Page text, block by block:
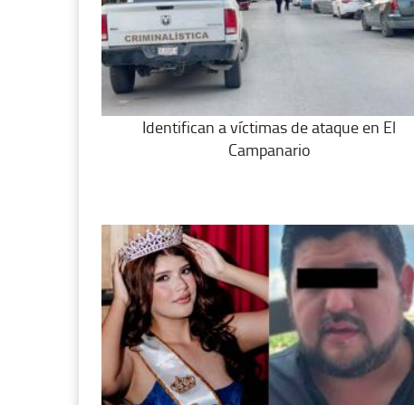
Identifican a víctimas de ataque en El
Campanario